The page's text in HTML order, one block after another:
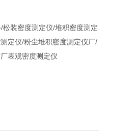
装密度测定仪/堆积密度测定
定仪/粉尘堆积密度测定仪厂/
表观密度测定仪